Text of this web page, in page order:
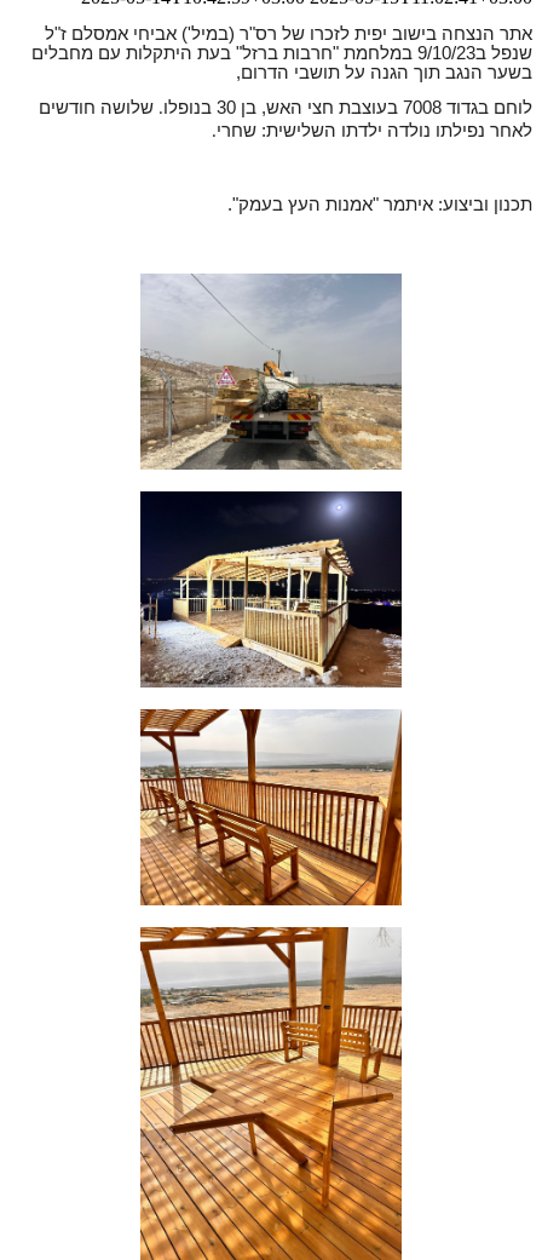
אתר הנצחה בישוב יפית לזכרו של רס"ר (במיל') אביחי אמסלם ז"ל
שנפל ב9/10/23 במלחמת "חרבות ברזל" בעת היתקלות עם מחבלים
בשער הנגב תוך הגנה על תושבי הדרום,
לוחם בגדוד 7008 בעוצבת חצי האש, בן 30 בנופלו
. שלושה חודשים
לאחר נפילתו נולדה ילדתו השלישית: שחרי.
תכנון וביצוע: איתמר "אמנות העץ בעמק".